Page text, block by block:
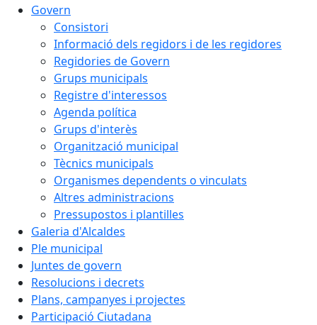
Govern
Consistori
Informació dels regidors i de les regidores
Regidories de Govern
Grups municipals
Registre d'interessos
Agenda política
Grups d'interès
Organització municipal
Tècnics municipals
Organismes dependents o vinculats
Altres administracions
Pressupostos i plantilles
Galeria d'Alcaldes
Ple municipal
Juntes de govern
Resolucions i decrets
Plans, campanyes i projectes
Participació Ciutadana